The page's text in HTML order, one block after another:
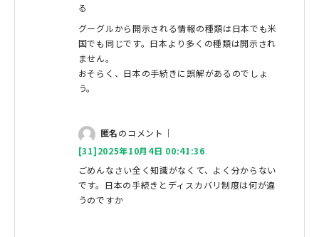
る
グーグルから開示される情報の種類は日本でも米
国でも同じです。日本より多くの種類は開示され
ません。
おそらく、日本の手続きに誤解があるのでしょ
う。
匿名のコメント｜
[31]2025年10月4日 00:41:36
ごめんなさい全く知識がなくて、よく分からない
です。日本の手続きとディスカバリ制度は何が違
うのですか